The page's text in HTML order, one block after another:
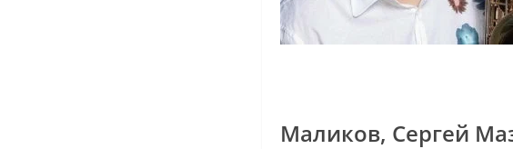
Маликов, Сергей